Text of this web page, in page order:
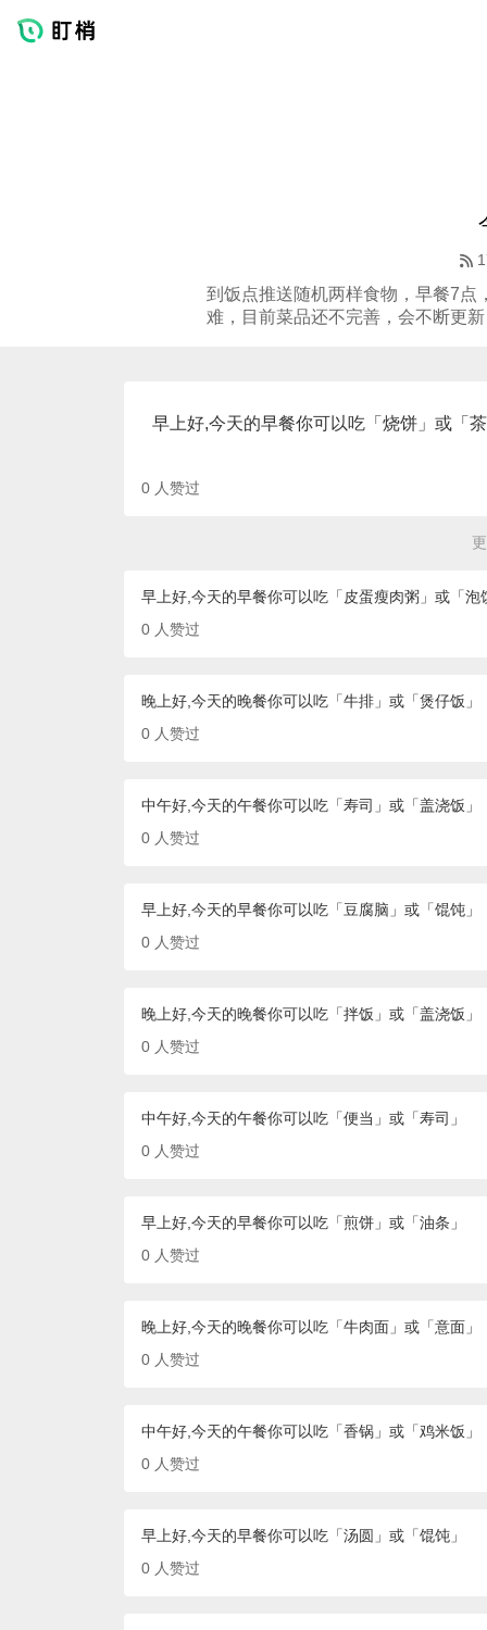
到饭点推送随机两样食物，早餐7点
难，目前菜品还不完善，会不断更
早上好,今天的早餐你可以吃「烧饼」或「
0 人赞过
早上好,今天的早餐你可以吃「皮蛋瘦肉粥」或「泡
0 人赞过
晚上好,今天的晚餐你可以吃「牛排」或「煲仔饭」
0 人赞过
中午好,今天的午餐你可以吃「寿司」或「盖浇饭」
0 人赞过
早上好,今天的早餐你可以吃「豆腐脑」或「馄饨」
0 人赞过
晚上好,今天的晚餐你可以吃「拌饭」或「盖浇饭」
0 人赞过
中午好,今天的午餐你可以吃「便当」或「寿司」
0 人赞过
早上好,今天的早餐你可以吃「煎饼」或「油条」
0 人赞过
晚上好,今天的晚餐你可以吃「牛肉面」或「意面」
0 人赞过
中午好,今天的午餐你可以吃「香锅」或「鸡米饭」
0 人赞过
早上好,今天的早餐你可以吃「汤圆」或「馄饨」
0 人赞过